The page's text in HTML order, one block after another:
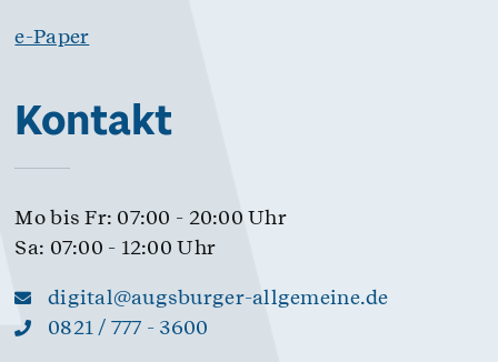
e-Paper
Kontakt
Mo bis Fr: 07:00 - 20:00 Uhr
Sa: 07:00 - 12:00 Uhr
digital@augsburger-allgemeine.de
0821 / 777 - 3600